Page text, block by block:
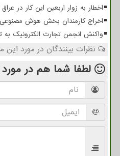
اخطار به زوار اربعین این کار در عراق ۲ سال حبس دارد
اخراج کارمندان بخش هوش
واکنش انجمن تجارت الکترونیک به
نظرات بینندگان در مورد این
لطفا شما هم در